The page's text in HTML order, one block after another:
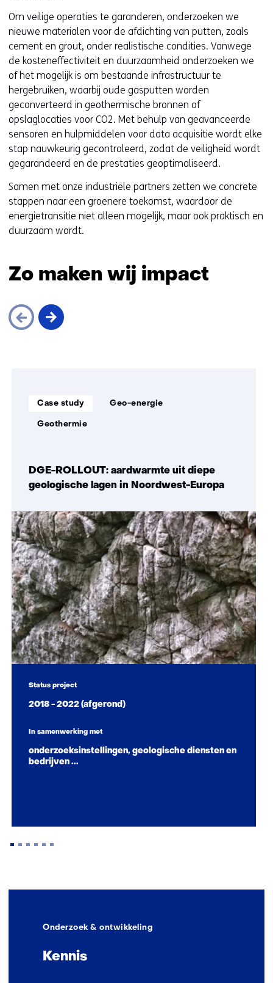
Om veilige operaties te garanderen, onderzoeken we
nieuwe materialen voor de afdichting van putten, zoals
cement en grout, onder realistische condities. Vanwege
de kosteneffectiviteit en duurzaamheid onderzoeken we
of het mogelijk is om bestaande infrastructuur te
hergebruiken, waarbij oude gasputten worden
geconverteerd in geothermische bronnen of
opslaglocaties voor CO2. Met behulp van geavanceerde
sensoren en hulpmiddelen voor data acquisitie wordt elke
stap nauwkeurig gecontroleerd, zodat de veiligheid wordt
gegarandeerd en de prestaties geoptimaliseerd.
Samen met onze industriële partners zetten we concrete
stappen naar een groenere toekomst, waardoor de
energietransitie niet alleen mogelijk, maar ook praktisch en
duurzaam wordt.
Zo maken wij impact
(Zo
DGE-ROLLOUT: aardwarmte uit diepe
geologische lagen in Noordwest-Europa
Soort
Case study
Thema: Geo-energie
Geothermie
Status project
2018 - 2022 (afgerond)
In samenwerking met
onderzoeksinstellingen, geologische diensten en
bedrijven ...
naar
(Zo
Kennis
Onderzoek & ontwikkeling